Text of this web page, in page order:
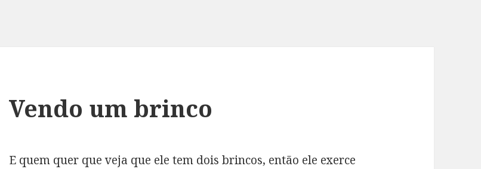
Vendo um brinco
E quem quer que veja que ele tem dois brincos, então ele exerce